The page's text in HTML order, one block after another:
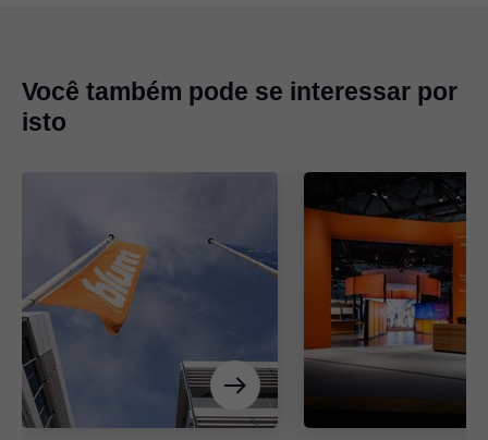
Você também pode se interessar por
isto